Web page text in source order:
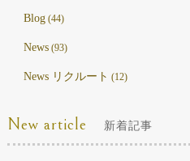
Blog(44)
News(93)
News リクルート (12)
New article 新着記事